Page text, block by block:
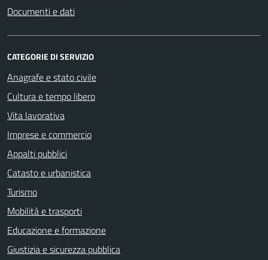
Documenti e dati
CATEGORIE DI SERVIZIO
Anagrafe e stato civile
Cultura e tempo libero
Vita lavorativa
Imprese e commercio
Appalti pubblici
Catasto e urbanistica
Turismo
Mobilità e trasporti
Educazione e formazione
Giustizia e sicurezza pubblica